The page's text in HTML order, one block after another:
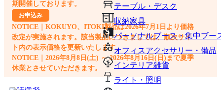
テーブル・デスク
収納家具
パーソナルブース・集中ブー
オフィスアクセサリー・備品
インテリア雑貨
ライト・照明
期開催しております。
お申込み
NOTICE｜KOKUYO、ITOKI製品は2026年7月1日より価格
改定が実施されます。該当製品につきましては、順次サイ
ト内の表示価格を更新いたします。
NOTICE｜2026年8月8日(土) ～ 2026年8月16日(日)まで夏季
休業とさせていただきます。